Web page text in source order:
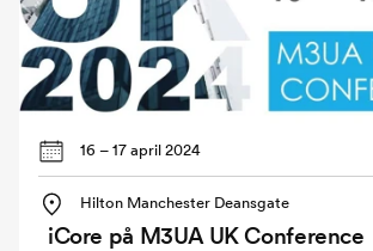
16 – 17 april 2024
Hilton Manchester Deansgate
iCore på M3UA UK Conference